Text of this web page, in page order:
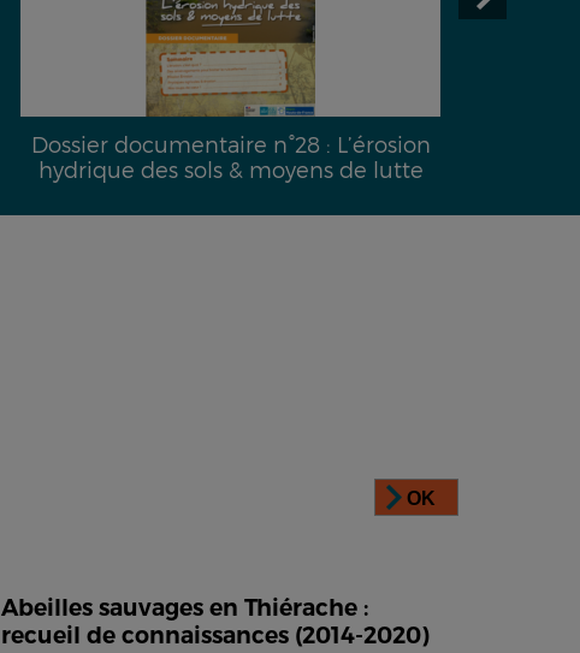
Dossier documentaire n°28 : L’érosion
hydrique des sols & moyens de lutte
OK
Abeilles sauvages en Thiérache :
recueil de connaissances (2014-2020)